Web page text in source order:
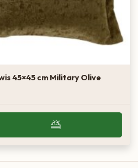
45×45 cm Military Olive
Limousin runderen